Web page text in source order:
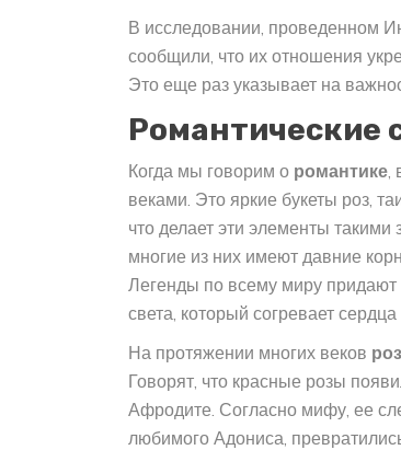
В исследовании, проведенном
сообщили, что их отношения
Это еще раз указывает на
Романтические
Когда мы говорим о романтике
веками. Это яркие букеты роз,
что делает эти элементы
многие из них имеют давние
Легенды по всему миру придают
света, который согревает
На протяжении многих веков
Говорят, что красные розы
Афродите. Согласно мифу, ее
любимого Адониса,